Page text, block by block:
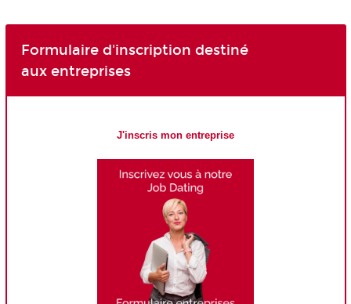
Formulaire d'inscription destiné
aux entreprises
J'inscris mon entreprise